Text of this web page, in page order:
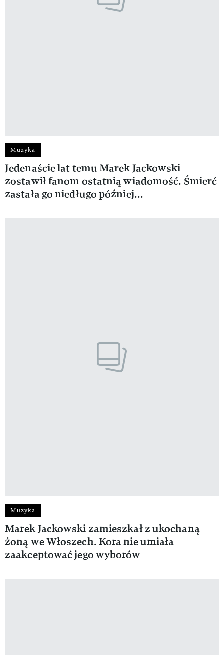
Muzyka
Jedenaście lat temu Marek Jackowski
zostawił fanom ostatnią wiadomość. Śmierć
zastała go niedługo później...
Muzyka
Marek Jackowski zamieszkał z ukochaną
żoną we Włoszech. Kora nie umiała
zaakceptować jego wyborów